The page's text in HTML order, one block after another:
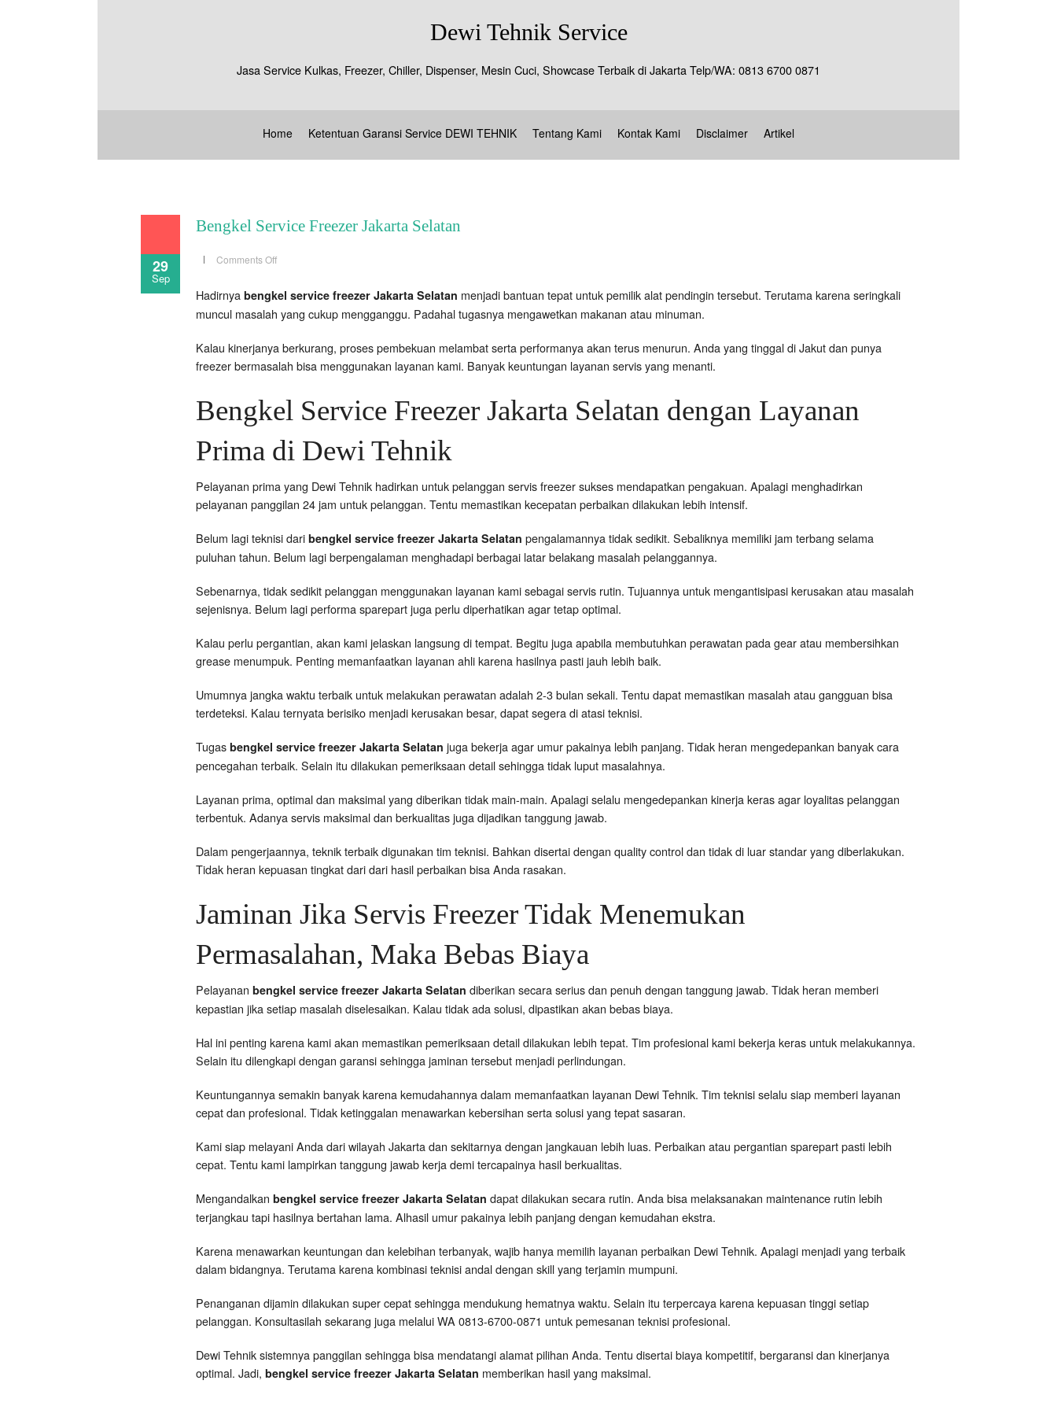
Dewi Tehnik Service
Jasa Service Kulkas, Freezer, Chiller, Dispenser, Mesin Cuci, Showcase Terbaik di Jakarta Telp/WA: 0813 6700 0871
Home Ketentuan Garansi Service DEWI TEHNIK Tentang Kami Kontak Kami Disclaimer Artikel
29
Sep
Bengkel Service Freezer Jakarta Selatan
Comments Offon
Jakarta
Hadirnya bengkel service freezer Jakarta Selatan menjadi bantuan tepat untuk pemilik alat pendingin tersebut. Terutama karena seringkali
muncul masalah yang cukup mengganggu. Padahal tugasnya mengawetkan makanan atau minuman.
Kalau kinerjanya berkurang, proses pembekuan melambat serta performanya akan terus menurun. Anda yang tinggal di Jakut dan punya
freezer bermasalah bisa menggunakan layanan kami. Banyak keuntungan layanan servis yang menanti.
Bengkel Service Freezer Jakarta Selatan dengan Layanan
Prima di Dewi Tehnik
Pelayanan prima yang Dewi Tehnik hadirkan untuk pelanggan servis freezer sukses mendapatkan pengakuan. Apalagi menghadirkan
pelayanan panggilan 24 jam untuk pelanggan. Tentu memastikan kecepatan perbaikan dilakukan lebih intensif.
Belum lagi teknisi dari bengkel service freezer Jakarta Selatan pengalamannya tidak sedikit. Sebaliknya memiliki jam terbang selama
puluhan tahun. Belum lagi berpengalaman menghadapi berbagai latar belakang masalah pelanggannya.
Sebenarnya, tidak sedikit pelanggan menggunakan layanan kami sebagai servis rutin. Tujuannya untuk mengantisipasi kerusakan atau masalah
sejenisnya. Belum lagi performa sparepart juga perlu diperhatikan agar tetap optimal.
Kalau perlu pergantian, akan kami jelaskan langsung di tempat. Begitu juga apabila membutuhkan perawatan pada gear atau membersihkan
grease menumpuk. Penting memanfaatkan layanan ahli karena hasilnya pasti jauh lebih baik.
Umumnya jangka waktu terbaik untuk melakukan perawatan adalah 2-3 bulan sekali. Tentu dapat memastikan masalah atau gangguan bisa
terdeteksi. Kalau ternyata berisiko menjadi kerusakan besar, dapat segera di atasi teknisi.
Tugas bengkel service freezer Jakarta Selatan juga bekerja agar umur pakainya lebih panjang. Tidak heran mengedepankan banyak cara
pencegahan terbaik. Selain itu dilakukan pemeriksaan detail sehingga tidak luput masalahnya.
Layanan prima, optimal dan maksimal yang diberikan tidak main-main. Apalagi selalu mengedepankan kinerja keras agar loyalitas pelanggan
terbentuk. Adanya servis maksimal dan berkualitas juga dijadikan tanggung jawab.
Dalam pengerjaannya, teknik terbaik digunakan tim teknisi. Bahkan disertai dengan quality control dan tidak di luar standar yang diberlakukan.
Tidak heran kepuasan tingkat dari dari hasil perbaikan bisa Anda rasakan.
Jaminan Jika Servis Freezer Tidak Menemukan
Permasalahan, Maka Bebas Biaya
Pelayanan bengkel service freezer Jakarta Selatan diberikan secara serius dan penuh dengan tanggung jawab. Tidak heran memberi
kepastian jika setiap masalah diselesaikan. Kalau tidak ada solusi, dipastikan akan bebas biaya.
Hal ini penting karena kami akan memastikan pemeriksaan detail dilakukan lebih tepat. Tim profesional kami bekerja keras untuk melakukannya.
Selain itu dilengkapi dengan garansi sehingga jaminan tersebut menjadi perlindungan.
Keuntungannya semakin banyak karena kemudahannya dalam memanfaatkan layanan Dewi Tehnik. Tim teknisi selalu siap memberi layanan
cepat dan profesional. Tidak ketinggalan menawarkan kebersihan serta solusi yang tepat sasaran.
Kami siap melayani Anda dari wilayah Jakarta dan sekitarnya dengan jangkauan lebih luas. Perbaikan atau pergantian sparepart pasti lebih
cepat. Tentu kami lampirkan tanggung jawab kerja demi tercapainya hasil berkualitas.
Mengandalkan bengkel service freezer Jakarta Selatan dapat dilakukan secara rutin. Anda bisa melaksanakan maintenance rutin lebih
terjangkau tapi hasilnya bertahan lama. Alhasil umur pakainya lebih panjang dengan kemudahan ekstra.
Karena menawarkan keuntungan dan kelebihan terbanyak, wajib hanya memilih layanan perbaikan Dewi Tehnik. Apalagi menjadi yang terbaik
dalam bidangnya. Terutama karena kombinasi teknisi andal dengan skill yang terjamin mumpuni.
Penanganan dijamin dilakukan super cepat sehingga mendukung hematnya waktu. Selain itu terpercaya karena kepuasan tinggi setiap
pelanggan. Konsultasilah sekarang juga melalui WA 0813-6700-0871 untuk pemesanan teknisi profesional.
Dewi Tehnik sistemnya panggilan sehingga bisa mendatangi alamat pilihan Anda. Tentu disertai biaya kompetitif, bergaransi dan kinerjanya
optimal. Jadi, bengkel service freezer Jakarta Selatan memberikan hasil yang maksimal.